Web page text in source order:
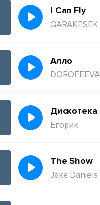
I Can Fly
QARAKESEK
Алло
DOROFEEVA
Дискотека
Егорик
The Show
Jake Daniels